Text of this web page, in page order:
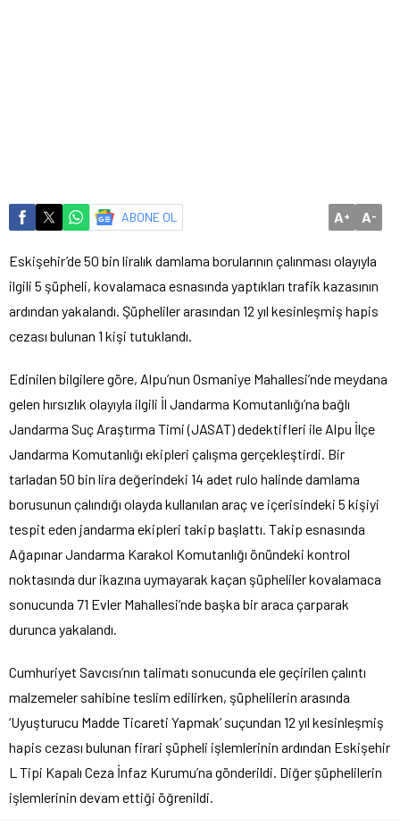
ABONE OL A+ A-
Eskişehir’de 50 bin liralık damlama borularının çalınması olayıyla
ilgili 5 şüpheli, kovalamaca esnasında yaptıkları trafik kazasının
ardından yakalandı. Şüpheliler arasından 12 yıl kesinleşmiş hapis
cezası bulunan 1 kişi tutuklandı.
Edinilen bilgilere göre, Alpu’nun Osmaniye Mahallesi’nde meydana
gelen hırsızlık olayıyla ilgili İl Jandarma Komutanlığı’na bağlı
Jandarma Suç Araştırma Timi (JASAT) dedektifleri ile Alpu İlçe
Jandarma Komutanlığı ekipleri çalışma gerçekleştirdi. Bir
tarladan 50 bin lira değerindeki 14 adet rulo halinde damlama
borusunun çalındığı olayda kullanılan araç ve içerisindeki 5 kişiyi
tespit eden jandarma ekipleri takip başlattı. Takip esnasında
Ağapınar Jandarma Karakol Komutanlığı önündeki kontrol
noktasında dur ikazına uymayarak kaçan şüpheliler kovalamaca
sonucunda 71 Evler Mahallesi’nde başka bir araca çarparak
durunca yakalandı.
Cumhuriyet Savcısı’nın talimatı sonucunda ele geçirilen çalıntı
malzemeler sahibine teslim edilirken, şüphelilerin arasında
‘Uyuşturucu Madde Ticareti Yapmak’ suçundan 12 yıl kesinleşmiş
hapis cezası bulunan firari şüpheli işlemlerinin ardından Eskişehir
L Tipi Kapalı Ceza İnfaz Kurumu’na gönderildi. Diğer şüphelilerin
işlemlerinin devam ettiği öğrenildi.